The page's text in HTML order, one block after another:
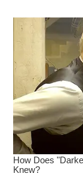
เขตฉางผิงอา
เขตเดียวในกรุ
วัฒนธรรมหลั
อนุรักษ์วัฒนธร
เป็นการบูรณะ
มิง การจับมือส
สุสานจักรพรรดิ
แพลตฟอร์มจัด
ดิจิทัล นอกจาก
เสี่ยวหมิง” แล
ประสบความสำ
ที่สนใจในวัฒน